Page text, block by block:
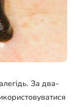
За два-